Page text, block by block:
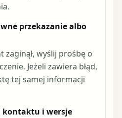
przekazanie albo
zaginął, wyślij prośbę o
Jeżeli zawiera błąd,
tej samej informacji
kontaktu i wersje